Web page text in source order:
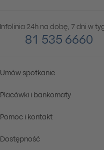
Infolinia 24h na dobę, 7 dni w
81 535 6660
Umów spotkanie
Placówki i bankomaty
Pomoc i kontakt
Dostępność